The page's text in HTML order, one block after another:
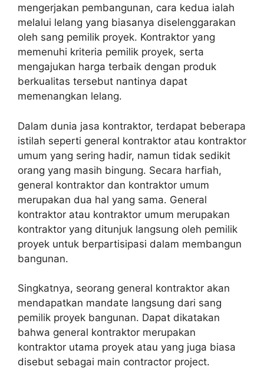
mengerjakan pembangunan, cara kedua ialah
melalui lelang yang biasanya diselenggarakan
oleh sang pemilik proyek. Kontraktor yang
memenuhi kriteria pemilik proyek, serta
mengajukan harga terbaik dengan produk
berkualitas tersebut nantinya dapat
memenangkan lelang.
Dalam dunia jasa kontraktor, terdapat beberapa
istilah seperti general kontraktor atau kontraktor
umum yang sering hadir, namun tidak sedikit
orang yang masih bingung. Secara harfiah,
general kontraktor dan kontraktor umum
merupakan dua hal yang sama. General
kontraktor atau kontraktor umum merupakan
kontraktor yang ditunjuk langsung oleh pemilik
proyek untuk berpartisipasi dalam membangun
bangunan.
Singkatnya, seorang general kontraktor akan
mendapatkan mandate langsung dari sang
pemilik proyek bangunan. Dapat dikatakan
bahwa general kontraktor merupakan
kontraktor utama proyek atau yang juga biasa
disebut sebagai main contractor project.